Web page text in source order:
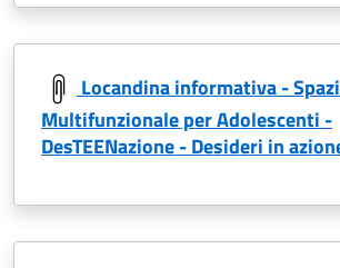
Locandina informativa -
Multifunzionale per Adolescenti -
DesTEENazione - Desideri in